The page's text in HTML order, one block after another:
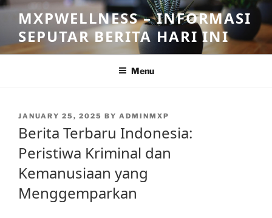
Skip
content
MXPWELLNESS – INFORMASI
SEPUTAR BERITA HARI INI
Menu
POSTED
JANUARY 25, 2025 BY ADMINMXP
Berita Terbaru Indonesia:
Peristiwa Kriminal dan
Kemanusiaan yang
Menggemparkan